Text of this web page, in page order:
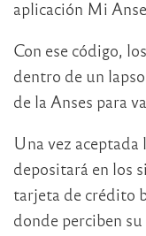
aplicación Mi
Con ese código,
dentro de un
de la Anses para
Una vez
depositará en los
tarjeta de crédito
donde perciben